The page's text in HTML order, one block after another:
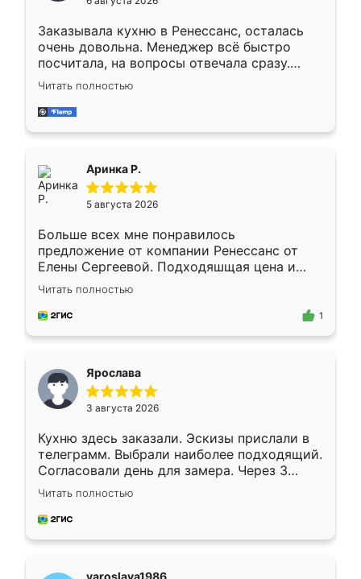
мебели буду заказывать только здесь.
Заказывала кухню в Ренессанс, осталась
очень довольна. Менеджер всё быстро
посчитала, на вопросы отвечала сразу.
Замерщик приехал в субботу, подошёл к
делу со всей ответственностью. Собрали
за день, ребята работали аккуратно, даже
Читать полностью
Аринка Р.
5 августа 2026
Больше всех мне понравилось
предложение от компании Ренессанс от
Елены Сергеевой. Подходяшщая цена и
короткие сроки изготовления. Приехавший
для замера сотрудник Владислав
предложил по моему эскизу самый
Читать полностью
1
Ярослава
3 августа 2026
Кухню здесь заказали. Эскизы прислали в
телеграмм. Выбрали наиболее подходящий.
Согласовали день для замера. Через 3
недели кухня была уже готова. Остались
довольны работой. Спасибо Ренессанс
мебель за качественную работу!
Читать полностью
yaroslava1986